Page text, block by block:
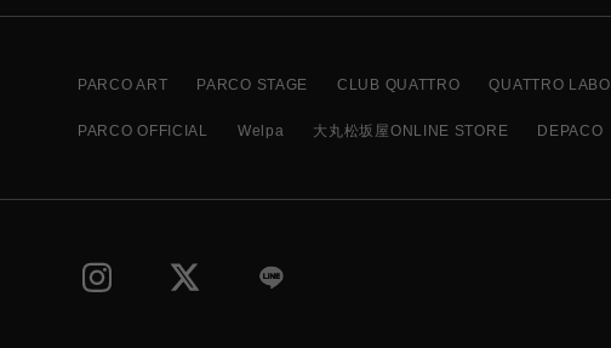
PARCO ART PARCO STAGE CLUB QUATTRO QUATTRO LABO
PARCO OFFICIAL Welpa 大丸松坂屋ONLINE STORE DEPACO